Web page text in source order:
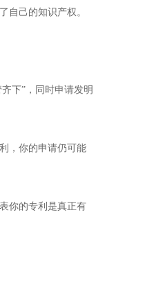
己的知识产权。
下”，同时申请发明
，你的申请仍可能
你的专利是真正有